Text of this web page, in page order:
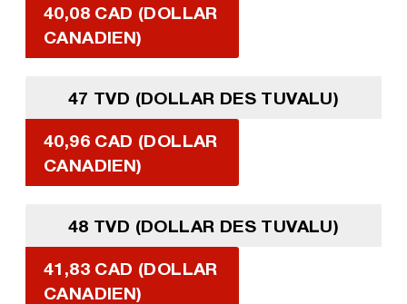
40,08 CAD (DOLLAR
CANADIEN)
47 TVD (DOLLAR DES TUVALU)
40,96 CAD (DOLLAR
CANADIEN)
48 TVD (DOLLAR DES TUVALU)
41,83 CAD (DOLLAR
CANADIEN)